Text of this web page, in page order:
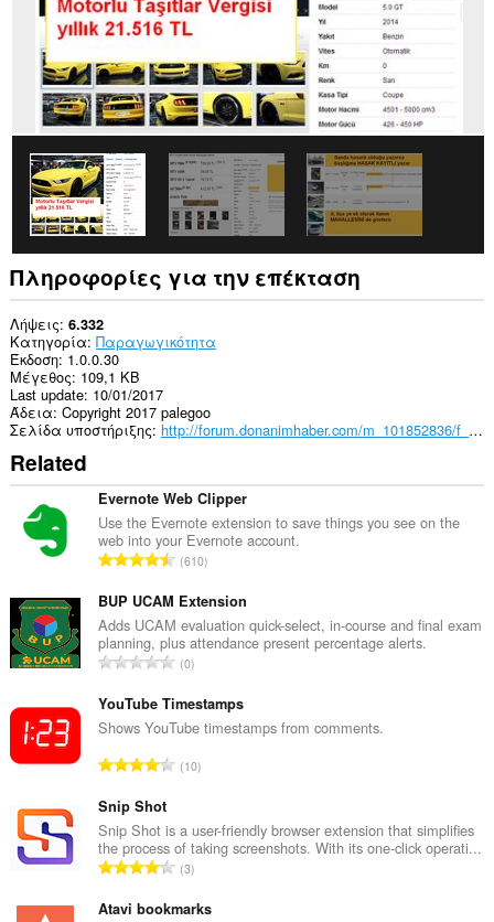
Πληροφορίες για την επέκταση
Λήψεις 6.332
Κατηγορία Παραγωγικότητα
Έκδοση 1.0.0.30
Μέγεθος 109,1 KB
Last update 10/01/2017
Άδεια Copyright 2017 palegoo
Σελίδα υποστήριξης
http://forum.donanimhaber.com/m_101852836/f_//tm.htm
Related
Evernote Web Clipper
Use the Evernote extension to save things you see on the
web into your Evernote account.
Σ
ν
ο
λ
ο
α
θ
μ
ο
ο
γ
ή
ε
610
BUP UCAM Extension
Adds UCAM evaluation quick-select, in-course and final exam
planning, plus attendance present percentage alerts.
Σ
ν
ο
ο
θ
μ
ο
λ
0
YouTube Timestamps
Shows YouTube timestamps from comments.
Σ
ο
λ
ο
10
Snip Shot
Snip Shot is a user-friendly browser extension that simplifies
the process of taking screenshots. With its one-click operati...
Σ
ν
3
Atavi bookmarks